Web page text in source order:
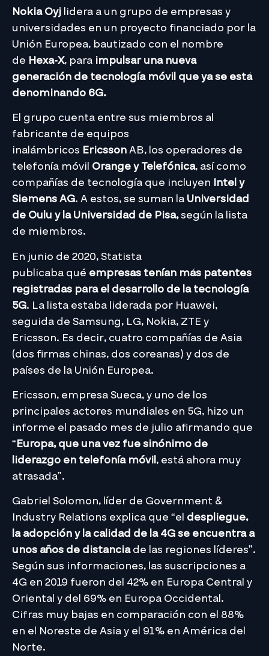
Nokia Oyj lidera a un grupo de empresas y
universidades en un proyecto financiado por la
Unión Europea, bautizado con el nombre
de Hexa-X, para impulsar una nueva
generación de tecnología móvil que ya se está
denominando 6G.
El grupo cuenta entre sus miembros al
fabricante de equipos
inalámbricos EricssonAB, los operadores de
telefonía móvil Orange y Telefónica, así como
compañías de tecnología que incluyen Intel y
Siemens AG. A estos, se suman la Universidad
de Oulu y la Universidad de Pisa,según la lista
de miembros.
En junio de 2020, Statista
publicaba qué empresas tenían más patentes
registradas para el desarrollo de la tecnología
5G. La lista estaba liderada por Huawei,
seguida de Samsung, LG, Nokia, ZTE y
Ericsson. Es decir, cuatro compañías de Asia
(dos firmas chinas, dos coreanas) y dos de
países de la Unión Europea.
Ericsson, empresa Sueca, y uno de los
principales actores mundiales en 5G, hizo un
informe el pasado mes de julio afirmando que
“Europa, que una vez fue sinónimo de
liderazgo en telefonía móvil, está ahora muy
atrasada”.
Gabriel Solomon, líder de Government &
Industry Relations explica que “el despliegue,
la adopción y la calidad de la 4G se encuentra a
unos años de distanciade las regiones líderes”.
Según sus informaciones, las suscripciones a
4G en 2019 fueron del 42% en Europa Central y
Oriental y del 69% en Europa Occidental.
Cifras muy bajas en comparación con el 88%
en el Noreste de Asia y el 91% en América del
Norte.